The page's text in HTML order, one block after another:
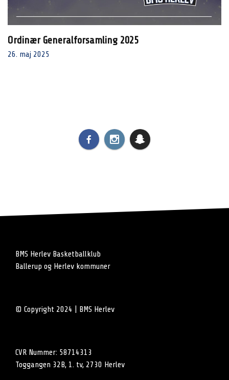
Ordinær Generalforsamling 2025
26. maj 2025
BMS Herlev Basketballklub
Ballerup og Herlev kommuner
© Copyright 2024 | BMS Herlev
CVR Nummer: 58714313
Toggangen 32B, 1. tv, 2730 Herlev